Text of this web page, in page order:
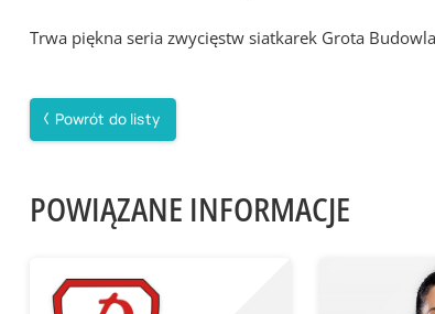
Trwa piękna seria zwycięstw siatkarek Grota
Powrót do listy
POWIĄZANE INFORMACJE